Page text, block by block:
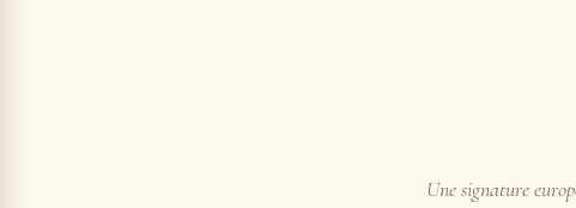
Une signature